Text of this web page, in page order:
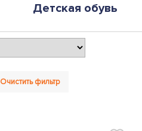
Детская обувь
Очистить фильтр